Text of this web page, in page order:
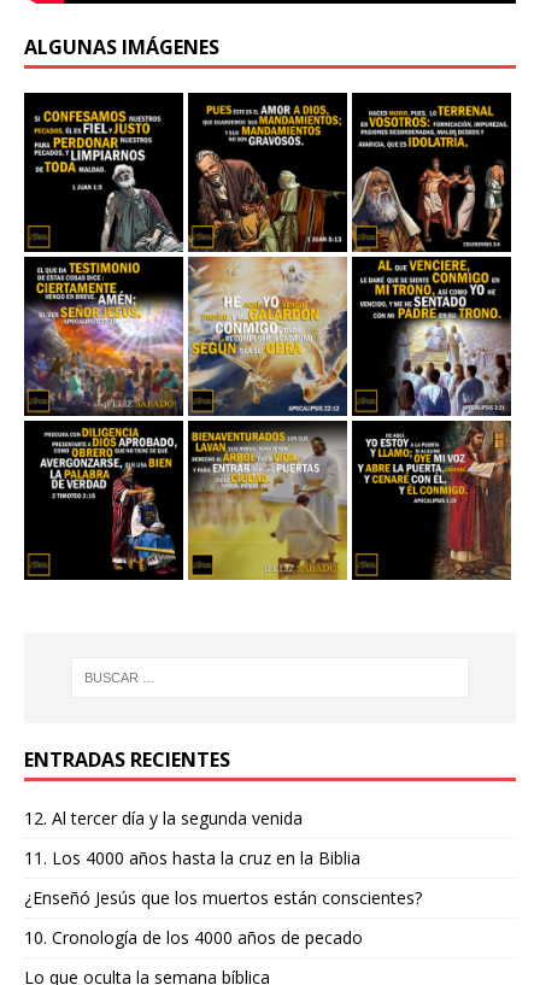
ALGUNAS IMÁGENES
ENTRADAS RECIENTES
12. Al tercer día y la segunda venida
11. Los 4000 años hasta la cruz en la Biblia
¿Enseñó Jesús que los muertos están conscientes?
10. Cronología de los 4000 años de pecado
Lo que oculta la semana bíblica